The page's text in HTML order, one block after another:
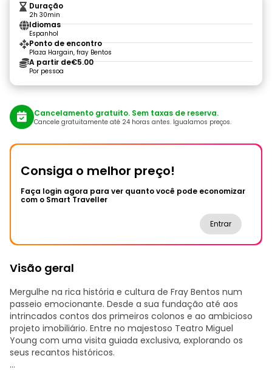
Duração
2h 30min
Idiomas
Espanhol
Ponto de encontro
Plaza Hargain, fray Bentos
A partir de€5.00
Por pessoa
Cancelamento gratuito. Sem taxas de reserva.
Cancele gratuitamente até 24 horas antes. Igualamos preços.
Consiga o melhor preço!
Faça login agora para ver quanto você pode economizar
com o Smart Traveller
Entrar
Visão geral
Mergulhe na rica história e cultura de Fray Bentos num
passeio emocionante. Desde a sua fundação até aos
intrincados contos dos primeiros colonos e ao ambicioso
projeto imobiliário. Entre no majestoso Teatro Miguel
Young com uma visita guiada exclusiva, explorando os
seus recantos históricos.